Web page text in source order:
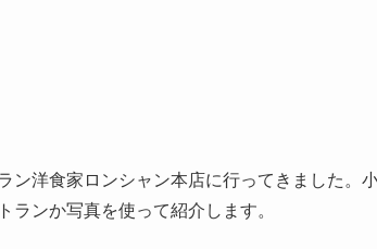
ン洋食家ロンシャン本店に行ってきました。
ランか写真を使って紹介します。